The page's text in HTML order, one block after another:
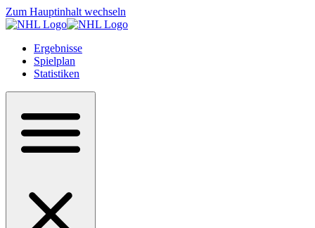
Zum Hauptinhalt wechseln
Ergebnisse
Spielplan
Statistiken